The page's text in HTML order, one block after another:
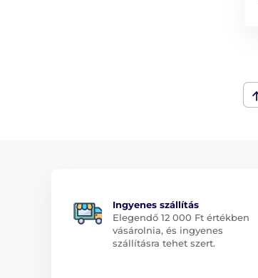
Ingyenes szállítás
Elegendő 12 000 Ft értékben
vásárolnia, és ingyenes
szállításra tehet szert.